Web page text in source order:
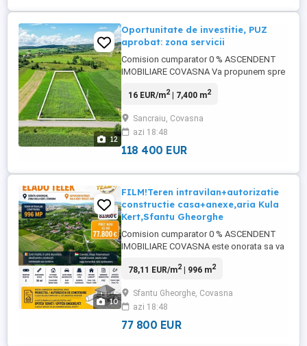
12
Oportunitate de investitie, PUZ
aprobat: zona servicii
Comision cumparator 0 % ASCENDENT
IMOBILIARE COVASNA Va propunem spre
7400 mp, situat la DJ la intrare in satul
Sfantu Gheorghe. Film prezentare: https:
www.youtube.com watch?
v=BUKcAbvJMcw Proprietatea
16 EUR/m2| 7,400 m2
Sancraiu, Covasna
azi 18:48
118 400 EUR
10
FILM!Teren intravilan+autorizatie
constructie casa+anexe,aria Kula
Kert,Sfantu Gheorghe
Comision cumparator 0 % ASCENDENT
IMOBILIARE COVASNA este onorata sa va
naturii! Terenul intravilan se desfasoara pe
din Sfantu Gheorghe, Covasna,o zona
linistit si in acelasi timp in plina dezvoltare,
ideala pentru ...
78,11 EUR/m2| 996 m2
Sfantu Gheorghe, Covasna
azi 18:48
77 800 EUR